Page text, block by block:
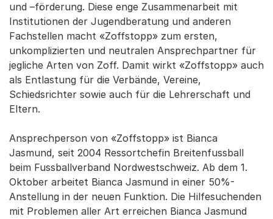
und –förderung. Diese enge Zusammenarbeit mit
Institutionen der Jugendberatung und anderen
Fachstellen macht «Zoffstopp» zum ersten,
unkomplizierten und neutralen Ansprechpartner für
jegliche Arten von Zoff. Damit wirkt «Zoffstopp» auch
als Entlastung für die Verbände, Vereine,
Schiedsrichter sowie auch für die Lehrerschaft und
Eltern.
Ansprechperson von «Zoffstopp» ist Bianca
Jasmund, seit 2004 Ressortchefin Breitenfussball
beim Fussballverband Nordwestschweiz. Ab dem 1.
Oktober arbeitet Bianca Jasmund in einer 50%-
Anstellung in der neuen Funktion. Die Hilfesuchenden
mit Problemen aller Art erreichen Bianca Jasmund